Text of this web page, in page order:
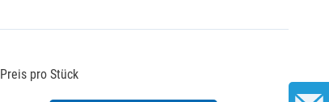
Preis pro Stück